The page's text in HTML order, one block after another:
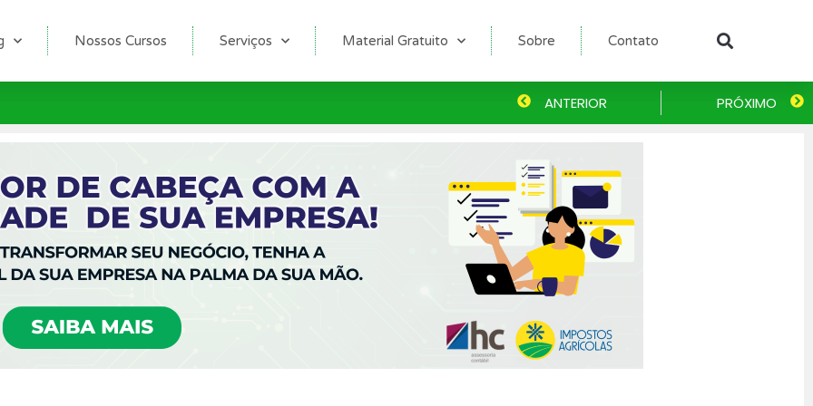
Nossos Cursos Serviços Material Gratuito Sobre Contato
Anterior
ANTERIOR PRÓXIMO